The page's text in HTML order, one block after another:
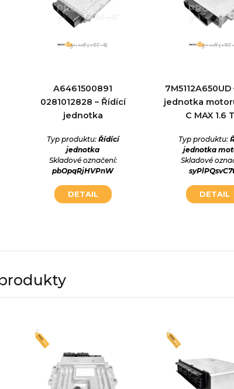
A6461500891
0281012828 – Řídící
jednotka
Typ produktu: Řídící
jednotka
Skladové označení:
pbOpqRjHVPnW
DETAIL
jednotka
C MAX 1.6
Typ produktu:
jednotka
Skladové
DETAIL